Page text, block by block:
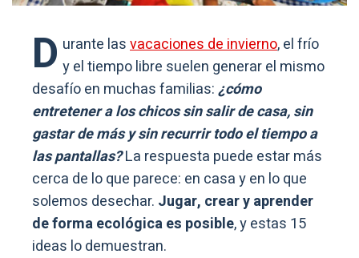
D urante lasvacaciones de invierno, el frío
y el tiempo libre suelen generar el mismo
desafío en muchas familias:¿cómo
entretener a los chicos sin salir de casa, sin
gastar de más y sin recurrir todo el tiempo a
las pantallas?La respuesta puede estar más
cerca de lo que parece: en casa y en lo que
solemos desechar. Jugar, crear y aprender
de forma ecológica es posible, y estas 15
ideas lo demuestran.